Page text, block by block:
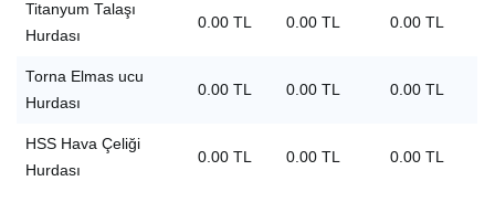
Titanyum Talaşı
Hurdası
0.00 TL 0.00 TL 0.00 TL
Torna Elmas ucu
Hurdası
0.00 TL 0.00 TL 0.00 TL
HSS Hava Çeliği
Hurdası
0.00 TL 0.00 TL 0.00 TL